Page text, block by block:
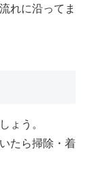
れに沿ってま
ょう。
たら掃除・着